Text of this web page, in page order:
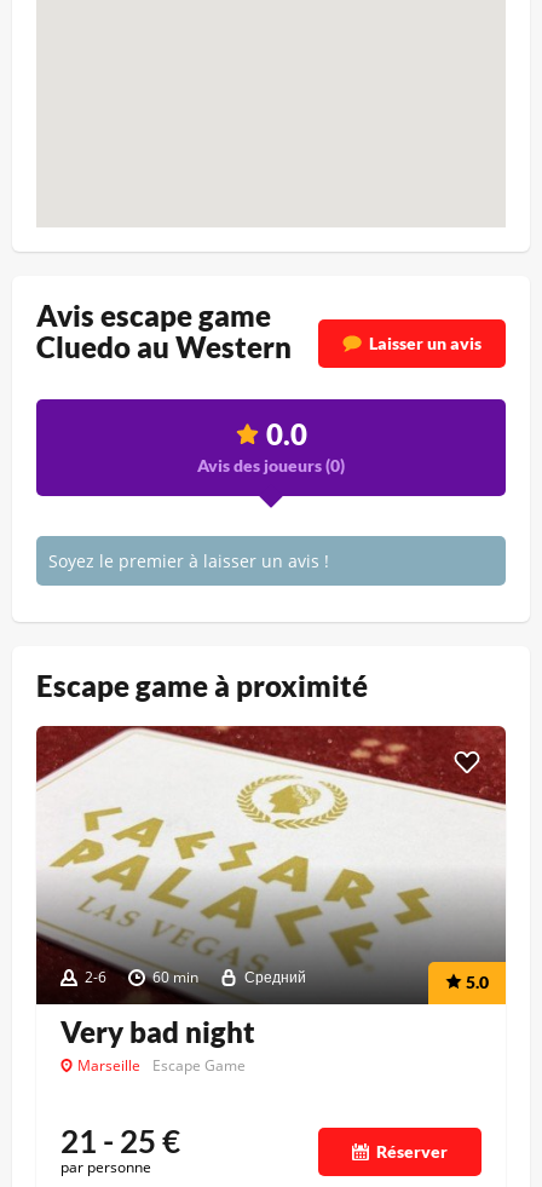
Avis escape game
Cluedo au Western
Laisser un avis
0.0
Avis des joueurs (0)
Soyez le premier à laisser un avis !
Escape game à proximité
2-6 60 min Средний 5.0
Very bad night
Marseille Escape Game
21 - 25€
par personne
Réserver